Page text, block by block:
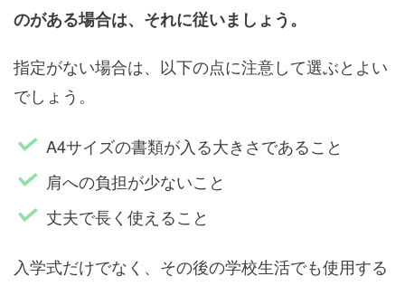
のがある場合は、それに従いましょう。
指定がない場合は、以下の点に注意して選ぶとよい
でしょう。
A4サイズの書類が入る大きさであること
肩への負担が少ないこと
丈夫で長く使えること
入学式だけでなく、その後の学校生活でも使用する